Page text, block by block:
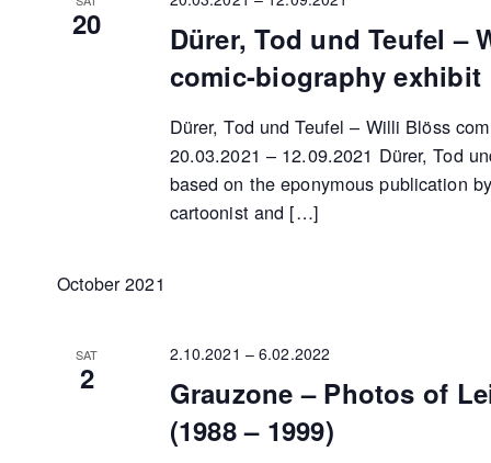
20
Dürer, Tod und Teufel –
comic-biography exhibit
Dürer, Tod und Teufel – Willi Blöss
20.03.2021 – 12.09.2021 Dürer, Tod
based on the eponymous publication
cartoonist and […]
October 2021
SAT
2
Grauzone – Photos of
(1988 – 1999)
2.10.2021 –6.02.2022